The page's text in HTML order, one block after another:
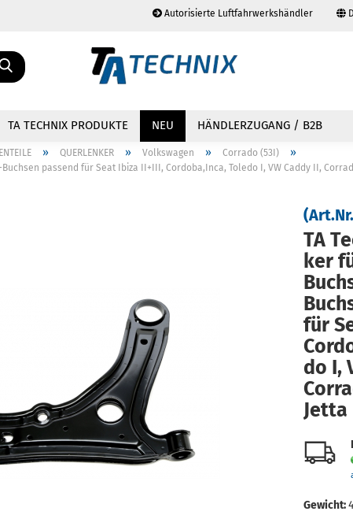
Autorisierte Luftfahrwerkshändler
Sprache auswählen
Passwort vergessen?
TA TECHNIX PRODUKTE NEU HÄNDLERZUGANG / B2B
» QUERLENKER » Volkswagen » Corrado (53I) »
passend für Seat Ibiza II+III, Cordoba,Inca, Toledo I, VW Caddy II,
TA
ker
für
do I,
Jetta
Gewicht:4